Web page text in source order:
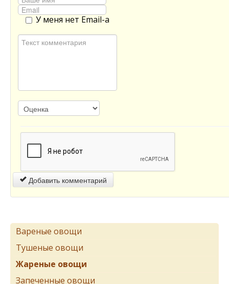
У меня нет Email-а
Добавить комментарий
Вареные овощи
Тушеные овощи
Жареные овощи
Запеченные овощи